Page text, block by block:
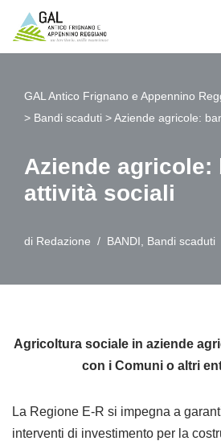
Vai
GAL Antico Frignano e Appennino
> Bandi scaduti >Aziende agricole:
Aziende agricole:
attività sociali
di Redazione BANDI Bandi scaduti
Agricoltura sociale in aziende
con i Comuni o altri
La Regione E-R si impegna a
interventi di investimento per la